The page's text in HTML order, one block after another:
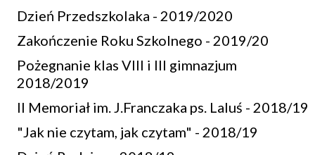
Dzień Przedszkolaka - 2019/2020
Zakończenie Roku Szkolnego - 2019/20
Pożegnanie klas VIII i III gimnazjum
2018/2019
II Memoriał im. J.Franczaka ps. Laluś - 2018/19
"Jak nie czytam, jak czytam" - 2018/19